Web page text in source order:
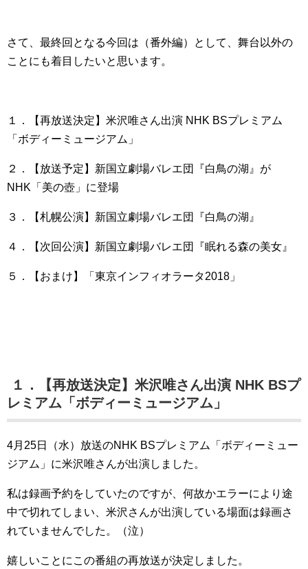
さて、最終回となる今回は（番外編）として、舞台以外の
ことにも着目したいと思います。
１．【再放送決定】米沢唯さん出演 NHK BSプレミアム
「ボディーミュージアム」
２．【放送予定】新国立劇場バレエ団『白鳥の湖』が
NHK「美の壺」に登場
３．【札幌公演】新国立劇場バレエ団『白鳥の湖』
４．【次回公演】新国立劇場バレエ団『眠れる森の美女』
５．【おまけ】「東京インフィオラータ2018」
１．【再放送決定】米沢唯さん出演 NHK BSプ
レミアム「ボディーミュージアム」
4月25日（水）放送のNHK BSプレミアム「ボディーミュー
ジアム」に米沢唯さんが出演しました。
私は録画予約をしていたのですが、何故かエラーにより途
中で切れてしまい、米沢さんが出演している場面は録画さ
れていませんでした。（泣）
嬉しいことにこの番組の再放送が決定しました。